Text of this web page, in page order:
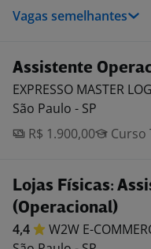
Vagas semelhantes
Assistente
EXPRESSO MASTER
São Paulo - SP
R$ 1.900,00
Curso
Lojas Físicas:
(Operacional)
4,4 W2W E-